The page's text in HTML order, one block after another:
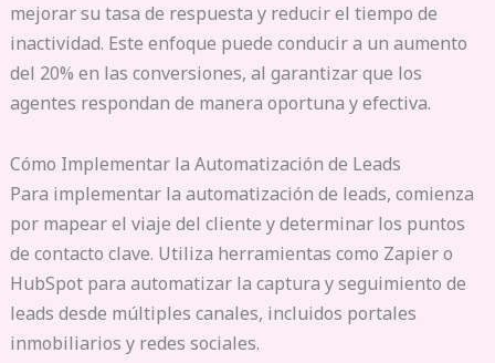
mejorar su tasa de respuesta y reducir el tiempo de
inactividad. Este enfoque puede conducir a un aumento
del 20% en las conversiones, al garantizar que los
agentes respondan de manera oportuna y efectiva.
Cómo Implementar la Automatización de Leads
Para implementar la automatización de leads, comienza
por mapear el viaje del cliente y determinar los puntos
de contacto clave. Utiliza herramientas como Zapier o
HubSpot para automatizar la captura y seguimiento de
leads desde múltiples canales, incluidos portales
inmobiliarios y redes sociales.